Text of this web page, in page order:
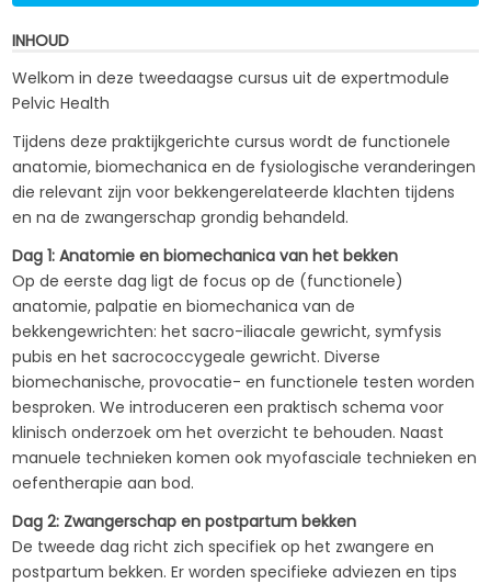
INHOUD
Welkom in deze tweedaagse cursus uit de expertmodule
Pelvic Health
Tijdens deze praktijkgerichte cursus wordt de functionele
anatomie, biomechanica en de fysiologische veranderingen
die relevant zijn voor bekkengerelateerde klachten tijdens
en na de zwangerschap grondig behandeld.
Dag 1: Anatomie en biomechanica van het bekken
Op de eerste dag ligt de focus op de (functionele)
anatomie, palpatie en biomechanica van de
bekkengewrichten: het sacro-iliacale gewricht, symfysis
pubis en het sacrococcygeale gewricht. Diverse
biomechanische, provocatie- en functionele testen worden
besproken. We introduceren een praktisch schema voor
klinisch onderzoek om het overzicht te behouden. Naast
manuele technieken komen ook myofasciale technieken en
oefentherapie aan bod.
Dag 2: Zwangerschap en postpartum bekken
De tweede dag richt zich specifiek op het zwangere en
postpartum bekken. Er worden specifieke adviezen en tips